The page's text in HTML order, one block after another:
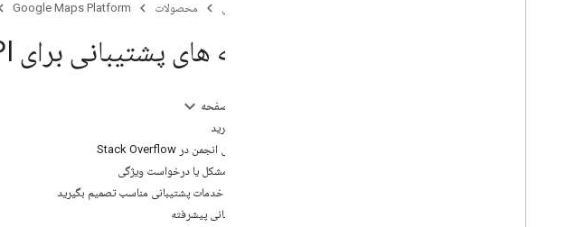
صفحه اصلی محصولات Google Maps Platform
گزینه های پشتیبانی برای Elevation API
در این صفحه
کمک بگیرید
پشتیبانی انجمن در Stack Overflow
گزارش مشکل یا درخواست ویژگی
در مورد خدمات پشتیبانی مناسب تصمیم بگیرید
پشتیبانی پیشرفته